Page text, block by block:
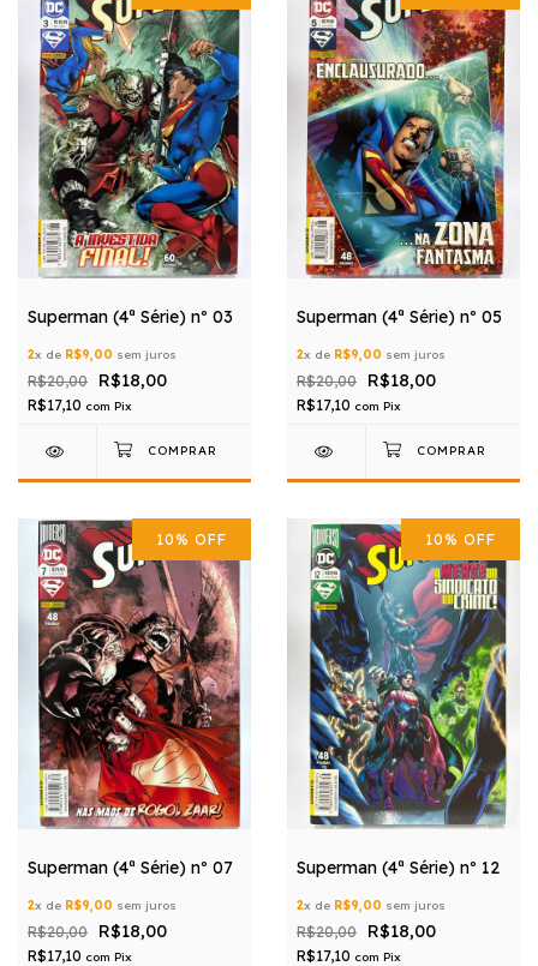
Superman (4ª Série) nº 03
2x de R$9,00 sem juros
R$20,00 R$18,00
R$17,10 com Pix
Superman (4ª Série) nº 05
2x de R$9,00 sem juros
R$20,00 R$18,00
R$17,10 com Pix
10% OFF
Superman (4ª Série) nº 07
2x de R$9,00 sem juros
R$20,00 R$18,00
R$17,10 com Pix
10% OFF
Superman (4ª Série) nº 12
2x de R$9,00 sem juros
R$20,00 R$18,00
R$17,10 com Pix